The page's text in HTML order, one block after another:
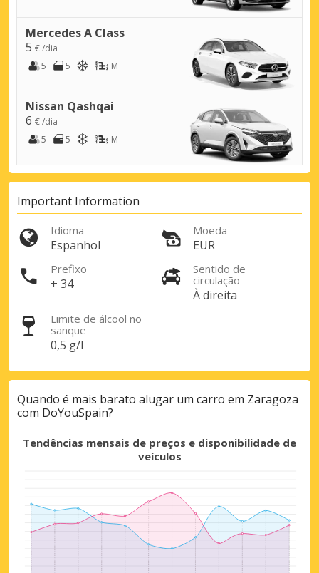
Descontos especiais
Aceda a ofertas exclusivas dos nossos
Iniciar sessão com eLink
Mercedes A Class
5 € /dia
5
5 M
Nissan Qashqai
6 € /dia
5
5 M
Important Information
Idioma
Espanhol
Moeda
EUR
Prefixo
+ 34
Sentido de
circulação
À direita
Limite de álcool no
sanque
0,5 g/l
Quando é mais barato alugar um carro em Zaragoza
com DoYouSpain?
Tendências mensais de preços e disponibilidade de
veículos